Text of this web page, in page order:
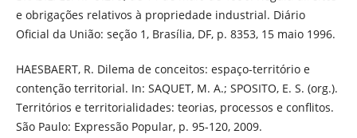
e obrigações relativos à propriedade industrial. Diário
Oficial da União: seção 1, Brasília, DF, p. 8353, 15 maio 1996.
HAESBAERT, R. Dilema de conceitos: espaço-território e
contenção territorial. In: SAQUET, M. A.; SPOSITO, E. S. (org.).
Territórios e territorialidades: teorias, processos e conflitos.
São Paulo: Expressão Popular, p. 95-120, 2009.